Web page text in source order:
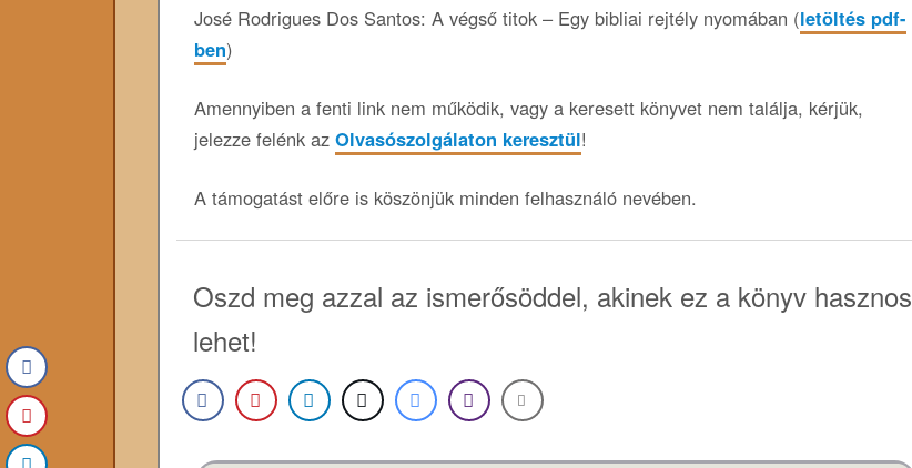
José Rodrigues Dos Santos: A végső titok – Egy bibliai rejtély nyomában (letöltés pdf-
ben)
Amennyiben a fenti link nem működik, vagy a keresett könyvet nem találja, kérjük,
jelezze felénk az Olvasószolgálaton keresztül!
A támogatást előre is köszönjük minden felhasználó nevében.
Oszd meg azzal az ismerősöddel, akinek ez a könyv hasznos
lehet!